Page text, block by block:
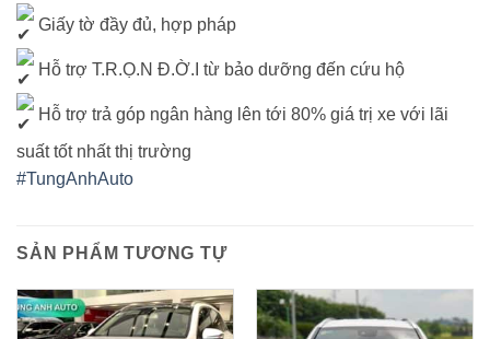
Giấy tờ đầy đủ, hợp pháp
Hỗ trợ T.R.Ọ.N Đ.Ờ.I từ bảo dưỡng đến cứu hộ
Hỗ trợ trả góp ngân hàng lên tới 80% giá trị xe với lãi
suất tốt nhất thị trường
#TungAnhAuto
SẢN PHẨM TƯƠNG TỰ